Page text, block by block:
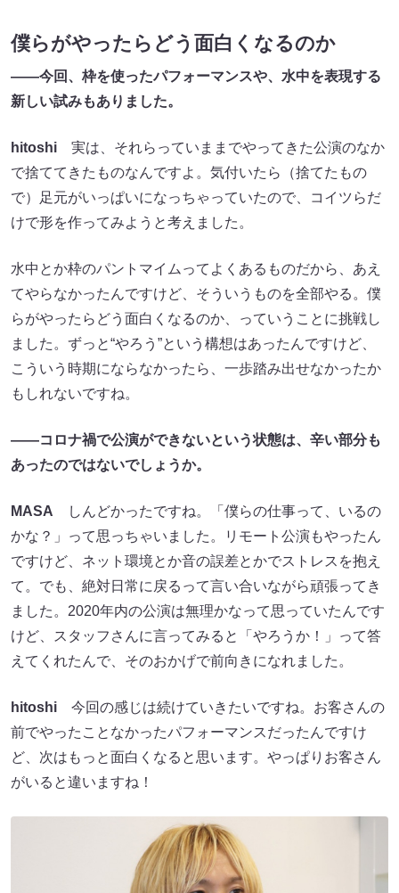
僕らがやったらどう面白くなるのか
――今回、枠を使ったパフォーマンスや、水中を表現する
新しい試みもありました。
hitoshi 実は、それらっていままでやってきた公演のなか
で捨ててきたものなんですよ。気付いたら（捨てたもの
で）足元がいっぱいになっちゃっていたので、コイツらだ
けで形を作ってみようと考えました。
水中とか枠のパントマイムってよくあるものだから、あえ
てやらなかったんですけど、そういうものを全部やる。僕
らがやったらどう面白くなるのか、っていうことに挑戦し
ました。ずっと“やろう”という構想はあったんですけど、
こういう時期にならなかったら、一歩踏み出せなかったか
もしれないですね。
――コロナ禍で公演ができないという状態は、辛い部分も
あったのではないでしょうか。
MASA しんどかったですね。「僕らの仕事って、いるの
かな？」って思っちゃいました。リモート公演もやったん
ですけど、ネット環境とか音の誤差とかでストレスを抱え
て。でも、絶対日常に戻るって言い合いながら頑張ってき
ました。2020年内の公演は無理かなって思っていたんです
けど、スタッフさんに言ってみると「やろうか！」って答
えてくれたんで、そのおかげで前向きになれました。
hitoshi 今回の感じは続けていきたいですね。お客さんの
前でやったことなかったパフォーマンスだったんですけ
ど、次はもっと面白くなると思います。やっぱりお客さん
がいると違いますね！